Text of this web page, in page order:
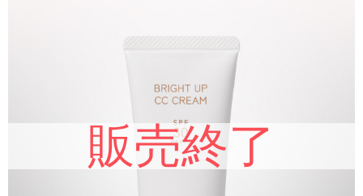
エステマシン部品
書籍・冊子
化粧袋・雑貨販売終了